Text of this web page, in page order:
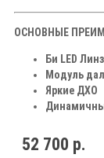
ОСНОВНЫЕ
Би LED
Модуль
Яркие ДХО
52 700 р.